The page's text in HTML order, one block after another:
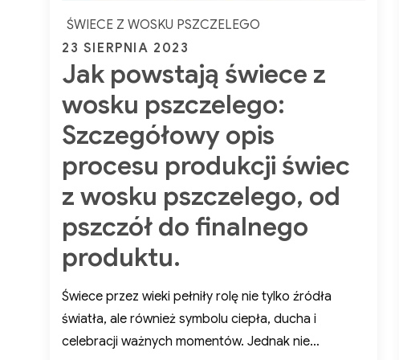
na
różnicach,
korzyściach
wadach.
ŚWIECE Z WOSKU PSZCZELEGO
Posted
23 SIERPNIA 2023
Jak powstają świece z
wosku pszczelego:
Szczegółowy opis
procesu produkcji świec
z wosku pszczelego, od
pszczół do finalnego
produktu.
Świece przez wieki pełniły rolę nie tylko źródła
światła, ale również symbolu ciepła, ducha i
celebracji ważnych momentów. Jednak nie…
zdrowy
Twoja